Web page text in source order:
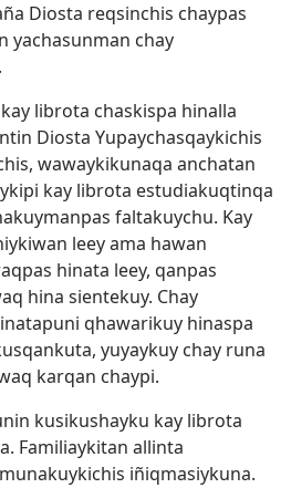
Diosta reqsinchis chaypas
yachasunman chay
librota chaskispa hinalla
Diosta Yupaychasqaykichis
wawaykikunaqa anchatan
kay librota estudiakuqtinqa
faltakuychu. Kay
leey ama hawan
hinata leey, qanpas
hina sientekuy. Chay
qhawarikuy hinaspa
yuyaykuy chay runa
karqan chaypi.
kusikushayku kay librota
Familiaykitan allinta
iñiqmasiykuna.